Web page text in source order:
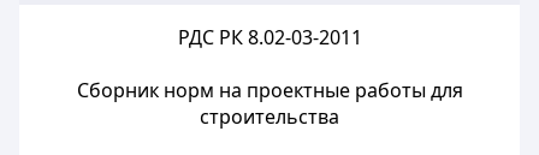
РДС РК 8.02-03-2011
Сборник норм на проектные работы для
строительства